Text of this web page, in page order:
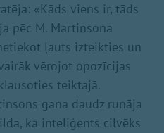
«Kāds viens ir, tāds
pēc M. Martinsona
ļauts izteikties un
vērojot opozīcijas
teiktajā.
gana daudz runāja
ka inteliģents cilvēks